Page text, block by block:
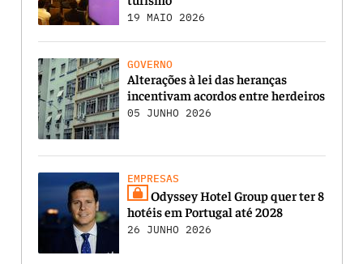
19 MAIO 2026
GOVERNO
Alterações à lei das heranças
incentivam acordos entre herdeiros
05 JUNHO 2026
EMPRESAS
Odyssey Hotel Group quer ter 8
hotéis em Portugal até 2028
26 JUNHO 2026